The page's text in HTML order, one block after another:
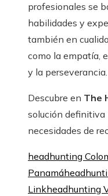
profesionales se
habilidades y
también en
como la empatía,
y la perseverancia.
Descubre en The
solución definitiva
necesidades de
headhunting
Panamá
Linkheadhunting